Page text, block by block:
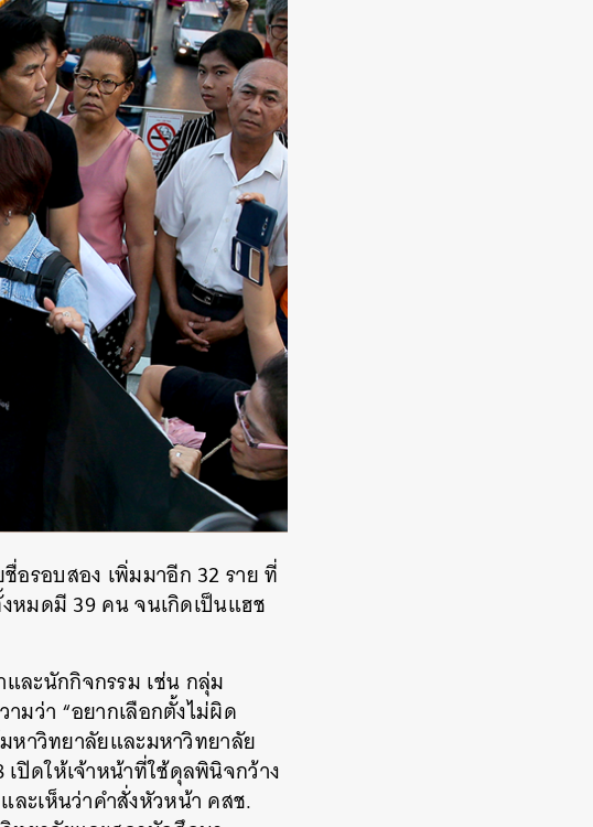
รอบสอง เพิ่มมาอีก 32 ราย ที่
หมดมี 39 คน จนเกิดเป็นแฮช
ละนักกิจกรรม เช่น กลุ่ม
มว่า “อยากเลือกตั้งไม่ผิด
หาวิทยาลัยและมหาวิทยาลัย
ปิดให้เจ้าหน้าที่ใช้ดุลพินิจกว้าง
ละเห็นว่าคำสั่งหัวหน้า คสช.